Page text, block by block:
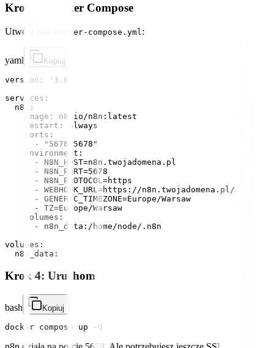
Krok 3: Docker Compose
Utwórz plik docker-compose.yml :
yaml Kopiuj
version: '3.8'
services:
  n8n:
    image: n8nio/n8n:latest
    restart: always
    ports:
      - "5678:5678"
    environment:
      - N8N_HOST=n8n.twojadomena.pl
      - N8N_PORT=5678
      - N8N_PROTOCOL=https
      - WEBHOOK_URL=https://n8n.twojadomena.pl/
      - GENERIC_TIMEZONE=Europe/Warsaw
      - TZ=Europe/Warsaw
    volumes:
      - n8n_data:/home/node/.n8n
volumes:
Krok 4: Uruchom
bash Kopiuj